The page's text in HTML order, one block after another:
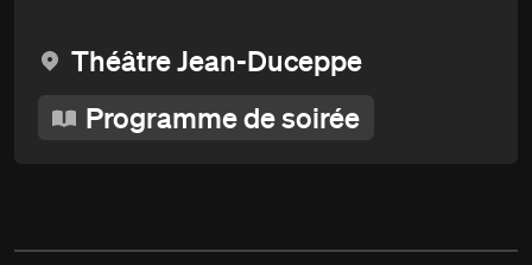
Théâtre Jean-Duceppe
Programme de soirée